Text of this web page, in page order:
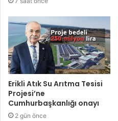
Erikli Atık Su Arıtma Tesisi
Projesi’ne
Cumhurbaşkanlığı onayı
2 gün önce